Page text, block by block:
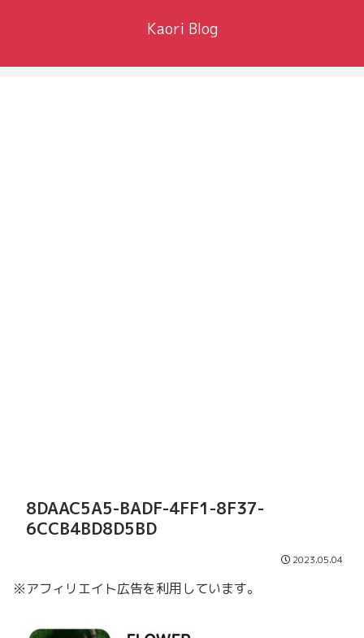
Kaori Blog
8DAAC5A5-BADF-4FF1-8F37-
6CCB4BD8D5BD
2023.05.04
※アフィリエイト広告を利用しています。